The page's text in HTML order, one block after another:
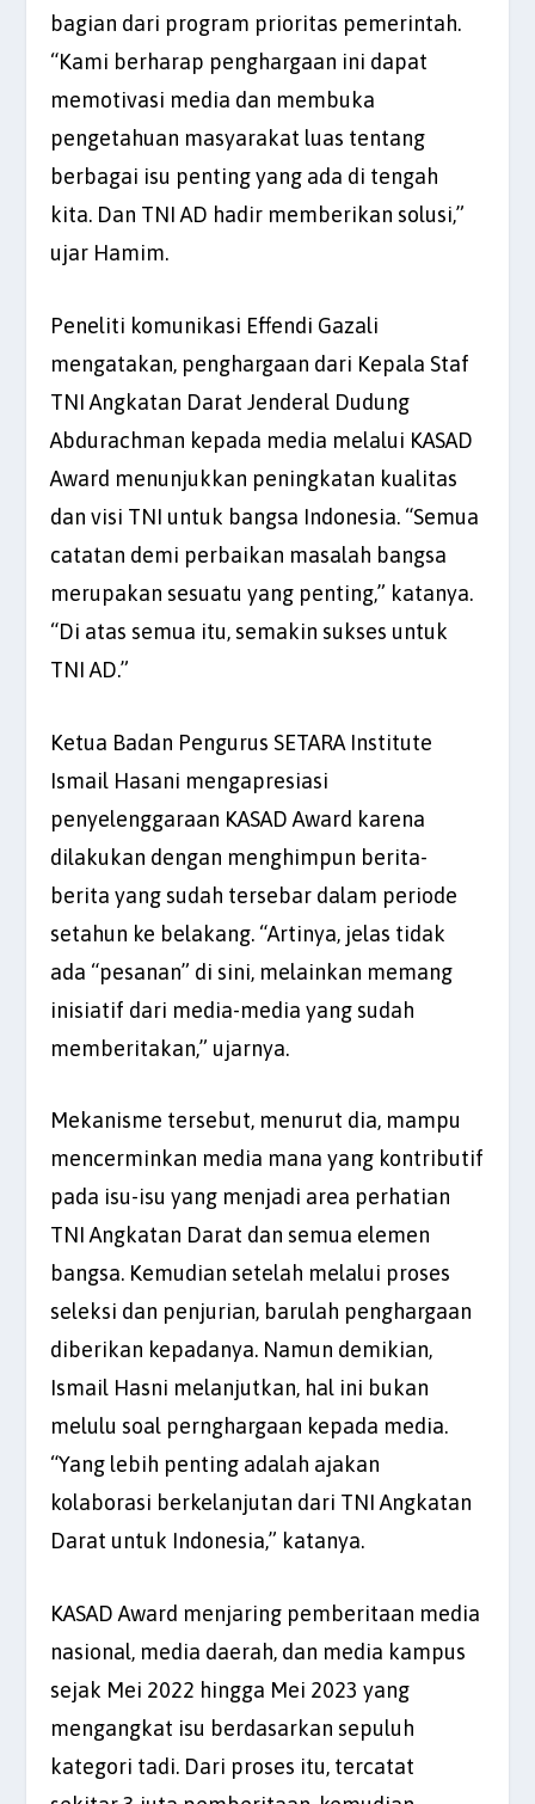
bagian dari program prioritas pemerintah.
“Kami berharap penghargaan ini dapat
memotivasi media dan membuka
pengetahuan masyarakat luas tentang
berbagai isu penting yang ada di tengah
kita. Dan TNI AD hadir memberikan solusi,”
ujar Hamim.
Peneliti komunikasi Effendi Gazali
mengatakan, penghargaan dari Kepala Staf
TNI Angkatan Darat Jenderal Dudung
Abdurachman kepada media melalui KASAD
Award menunjukkan peningkatan kualitas
dan visi TNI untuk bangsa Indonesia. “Semua
catatan demi perbaikan masalah bangsa
merupakan sesuatu yang penting,” katanya.
“Di atas semua itu, semakin sukses untuk
TNI AD.”
Ketua Badan Pengurus SETARA Institute
Ismail Hasani mengapresiasi
penyelenggaraan KASAD Award karena
dilakukan dengan menghimpun berita-
berita yang sudah tersebar dalam periode
setahun ke belakang. “Artinya, jelas tidak
ada “pesanan” di sini, melainkan memang
inisiatif dari media-media yang sudah
memberitakan,” ujarnya.
Mekanisme tersebut, menurut dia, mampu
mencerminkan media mana yang kontributif
pada isu-isu yang menjadi area perhatian
TNI Angkatan Darat dan semua elemen
bangsa. Kemudian setelah melalui proses
seleksi dan penjurian, barulah penghargaan
diberikan kepadanya. Namun demikian,
Ismail Hasni melanjutkan, hal ini bukan
melulu soal pernghargaan kepada media.
“Yang lebih penting adalah ajakan
kolaborasi berkelanjutan dari TNI Angkatan
Darat untuk Indonesia,” katanya.
KASAD Award menjaring pemberitaan media
nasional, media daerah, dan media kampus
sejak Mei 2022 hingga Mei 2023 yang
mengangkat isu berdasarkan sepuluh
kategori tadi. Dari proses itu, tercatat